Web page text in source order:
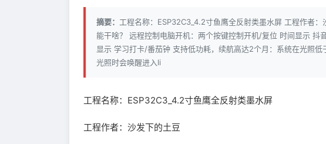
摘要： 工程名称：ESP32C3_4.2寸鱼鹰全反射类墨水屏 工程作者
能干啥？ 远程控制电脑开机：两个按键控制开机/复位 时间显示
显示 学习打卡/番茄钟 支持低功耗，续航高达2个月：系统在光照
光照时会唤醒进入li
工程名称：ESP32C3_4.2寸鱼鹰全反射类墨水屏
工程作者：沙发下的土豆